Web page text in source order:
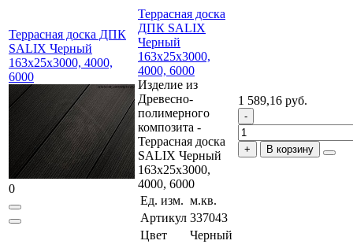
Террасная доска ДПК
SALIX Черный
163x25x3000, 4000,
6000
0
Террасная доска
ДПК SALIX
Черный
163x25x3000,
4000, 6000
Изделие из
Древесно-
полимерного
композита -
Террасная доска
SALIX Черный
163x25x3000,
4000, 6000
Ед. изм. м.кв.
Артикул 337043
Цвет
Черный
1 589,16 руб.
В корзину